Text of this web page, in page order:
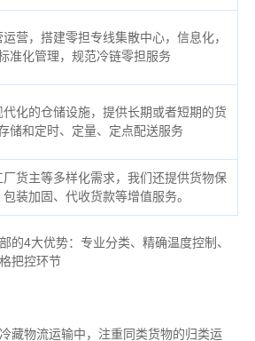
营，搭建零担专线集散中心，信息化，
准化管理，规范冷链零担服务
代化的仓储设施，提供长期或者短期的货
储和定时、定量、定点配送服务
厂货主等多样化需求，我们还提供货物保
包装加固、代收货款等增值服务。
的4大优势： 专业分类、 精确温度控制、
把控环节
藏物流运输中，注重同类货物的归类运